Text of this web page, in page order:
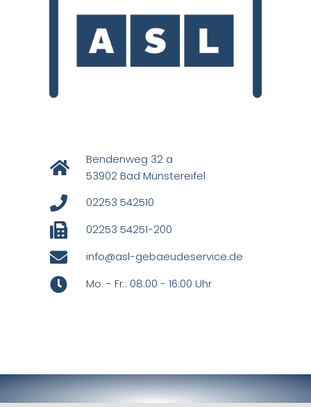
Bendenweg 32 a
53902 Bad Münstereifel
02253 542510
02253 54251-200
info@asl-gebaeudeservice.de
Mo. - Fr.: 08:00 - 16:00 Uhr